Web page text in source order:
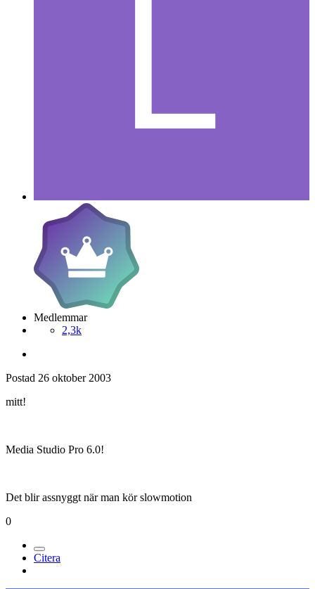
Medlemmar
2,3k
Postad 26 oktober 2003
mitt!
Media Studio Pro 6.0!
Det blir assnyggt när man kör slowmotion
0
Citera